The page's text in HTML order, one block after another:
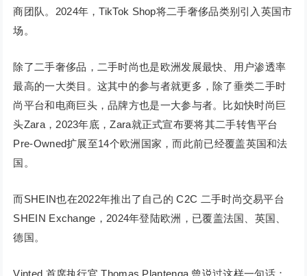
商团队。2024年，TikTok Shop将二手奢侈品类别引入英国市
场。
除了二手奢侈品，二手时尚也是欧洲发展最快、用户渗透率
最高的一大类目。这其中的参与者就更多，除了垂类二手时
尚平台和电商巨头，品牌方也是一大参与者。比如快时尚巨
头Zara，2023年底，Zara就正式宣布要将其二手转售平台
Pre-Owned扩展至14个欧洲国家，而此前已经覆盖英国和法
国。
而SHEIN也在2022年推出了自己的 C2C 二手时尚交易平台
SHEIN Exchange，2024年登陆欧洲，已覆盖法国、英国、
德国。
Vinted 首席执行官 Thomas Plantenga 曾说过这样一句话：